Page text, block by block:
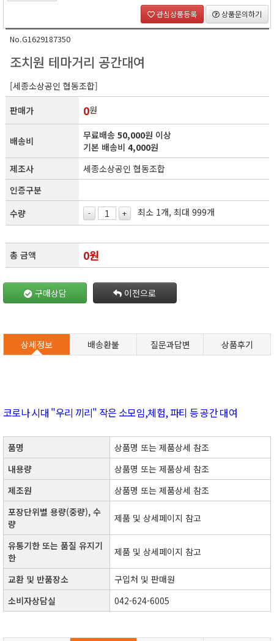
관심상품등록 상품문의하기
No.G1629187350
조치원 테마거리 공간대여
[세종소상공인 협동조합]
판매가
0원
배송비 무료배송 50,000원 이상
기본 배송비 4,000원
제조사
세종소상공인 협동조합
인증구분
수량
- + 최소 1개, 최대 999개
총 금액 0원
구매상담 이전으로
상세정보 배송환불 질문과답변 상품후기
코로나 시대 "우리 끼리" 작은 소모임,체험,파티 등 공간 대여
품명
상품명 또는 제품상세 참조
내용량
상품명 또는 제품상세 참조
제조원
​상품명 또는 제품상세 참조​
포장단위별 용량(중량), 수
량
제품 및 상세페이지 참고
유통기한 또는 품질 유지기
한
​제품 및 상세페이지 참고​
교환 및 반품장소
구입처 및 판매원
소비자상담실
042-624-6005